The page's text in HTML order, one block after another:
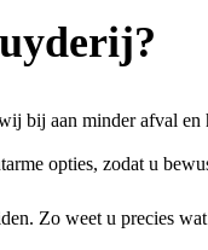
bij aan minder afval
opties, zodat u
Zo weet u precies